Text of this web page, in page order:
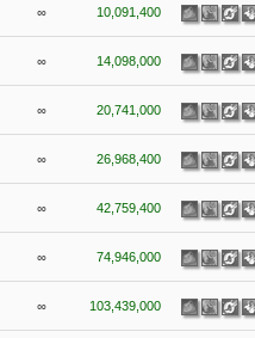
∞ 10,091,400
∞ 14,098,000
∞ 20,741,000
∞ 26,968,400
∞ 42,759,400
∞ 74,946,000
∞ 103,439,000